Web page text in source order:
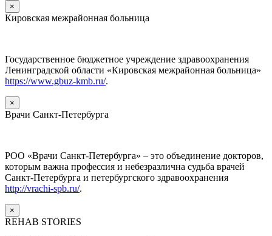
×
Кировская межрайонная больница
Государственное бюджетное учреждение здравоохранения
Ленинградской области «Кировская межрайонная больница»
https://www.gbuz-kmb.ru/.
×
Врачи Санкт-Петербурга
РОО «Врачи Санкт-Петербурга» – это объединение докторов,
которым важна профессия и небезразлична судьба врачей
Санкт-Петербурга и петербургского здравоохранения
http://vrachi-spb.ru/.
×
REHAB STORIES